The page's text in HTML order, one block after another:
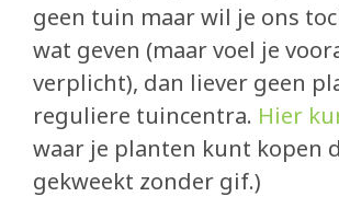
geen tuin maar wil je ons
wat geven (maar voel je
verplicht), dan liever geen
reguliere tuincentra. Hier
waar je planten kunt kopen
gekweekt zonder gif.)